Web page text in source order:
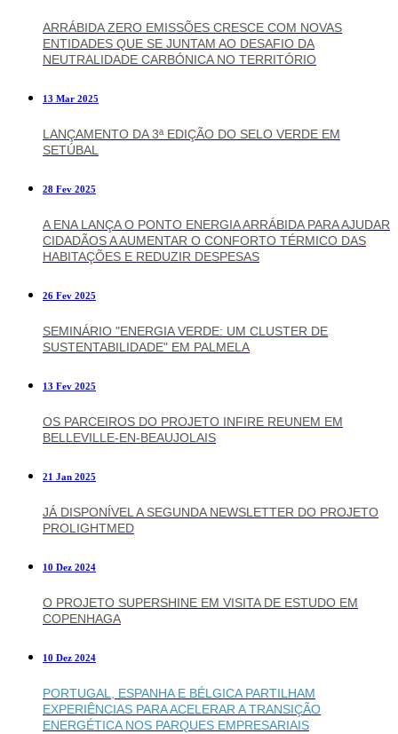
ARRÁBIDA ZERO EMISSÕES CRESCE COM NOVAS
ENTIDADES QUE SE JUNTAM AO DESAFIO DA
NEUTRALIDADE CARBÓNICA NO TERRITÓRIO
13 Mar 2025
LANÇAMENTO DA 3ª EDIÇÃO DO SELO VERDE EM
SETÚBAL
28 Fev 2025
A ENA LANÇA O PONTO ENERGIA ARRÁBIDA PARA AJUDAR
CIDADÃOS A AUMENTAR O CONFORTO TÉRMICO DAS
HABITAÇÕES E REDUZIR DESPESAS
26 Fev 2025
SEMINÁRIO "ENERGIA VERDE: UM CLUSTER DE
SUSTENTABILIDADE" EM PALMELA
13 Fev 2025
OS PARCEIROS DO PROJETO INFIRE REUNEM EM
BELLEVILLE-EN-BEAUJOLAIS
21 Jan 2025
JÁ DISPONÍVEL A SEGUNDA NEWSLETTER DO PROJETO
PROLIGHTMED
10 Dez 2024
O PROJETO SUPERSHINE EM VISITA DE ESTUDO EM
COPENHAGA
10 Dez 2024
PORTUGAL, ESPANHA E BÉLGICA PARTILHAM
EXPERIÊNCIAS PARA ACELERAR A TRANSIÇÃO
ENERGÉTICA NOS PARQUES EMPRESARIAIS